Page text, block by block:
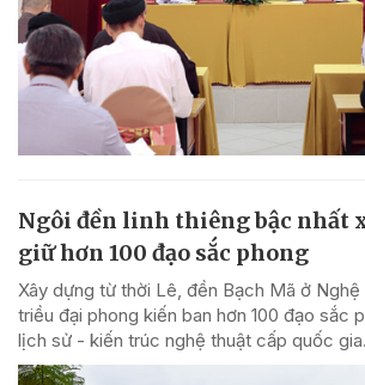
Ngôi đền linh thiêng bậc nhất
giữ hơn 100 đạo sắc phong
Xây dựng từ thời Lê, đền Bạch Mã ở
triều đại phong kiến ban hơn 100 đạo sắc
lịch sử - kiến trúc nghệ thuật cấp quốc gia.